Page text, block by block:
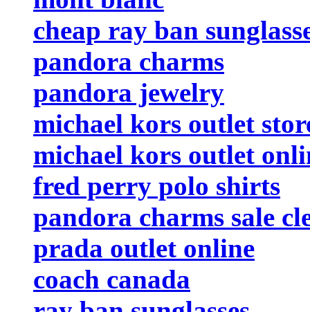
cheap ray ban
pandora charms
pandora jewelry
michael kors outlet
michael kors outlet
fred perry polo shirts
pandora charms sale
prada outlet online
coach canada